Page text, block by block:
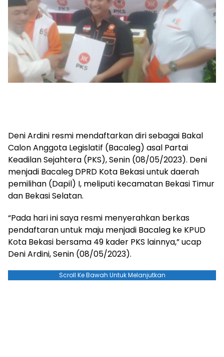
Deni Ardini resmi mendaftarkan diri sebagai Bakal
Calon Anggota Legislatif (Bacaleg) asal Partai
Keadilan Sejahtera (PKS), Senin (08/05/2023). Deni
menjadi Bacaleg DPRD Kota Bekasi untuk daerah
pemilihan (Dapil) I, meliputi kecamatan Bekasi Timur
dan Bekasi Selatan.
“Pada hari ini saya resmi menyerahkan berkas
pendaftaran untuk maju menjadi Bacaleg ke KPUD
Kota Bekasi bersama 49 kader PKS lainnya,” ucap
Deni Ardini, Senin (08/05/2023).
Scroll Ke Bawah Untuk Melanjutkan